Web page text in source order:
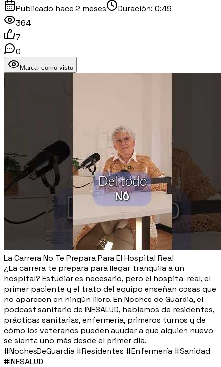
Publicado hace 2 meses Duración: 0:49
364
7
0
Marcar como visto
La Carrera No Te Prepara Para El Hospital Real
¿La carrera te prepara para llegar tranquila a un
hospital? Estudiar es necesario, pero el hospital real, el
primer paciente y el trato del equipo enseñan cosas que
no aparecen en ningún libro. En Noches de Guardia, el
podcast sanitario de INESALUD, hablamos de residentes,
prácticas sanitarias, enfermería, primeros turnos y de
cómo los veteranos pueden ayudar a que alguien nuevo
se sienta uno más desde el primer día.
#NochesDeGuardia #Residentes #Enfermería #Sanidad
#INESALUD